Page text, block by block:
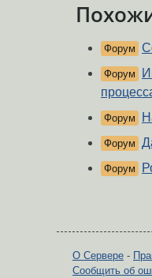
Форум
Форум
Форум
Форум
Форум
О Сервере -
Сообщить об